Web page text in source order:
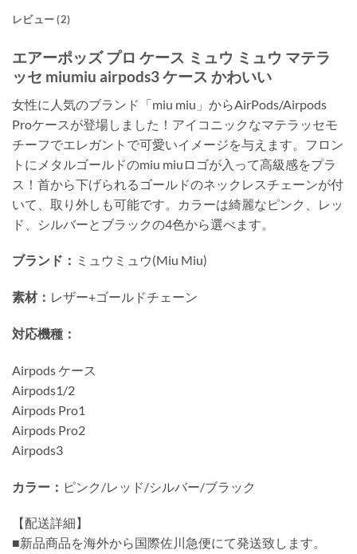
レビュー (2)
エアーポッズ プロ ケース ミュウ ミュウ マテラ
ッセ miumiu airpods3 ケース かわいい
女性に人気のブランド「miu miu」からAirPods/Airpods
Proケースが登場しました！アイコニックなマテラッセモ
チーフでエレガントで可愛いイメージを与えます。フロン
トにメタルゴールドのmiu miuロゴが入って高級感をプラ
ス！首から下げられるゴールドのネックレスチェーンが付
いて、取り外しも可能です。カラーは綺麗なピンク、レッ
ド、シルバーとブラックの4色から選べます。
ブランド： ミュウミュウ(Miu Miu)
素材： レザー+ゴールドチェーン
対応機種：
Airpods ケース
Airpods1/2
Airpods Pro1
Airpods Pro2
Airpods3
カラー： ピンク/レッド/シルバー/ブラック
【配送詳細】
■新品商品を海外から国際佐川急便にて発送致します。